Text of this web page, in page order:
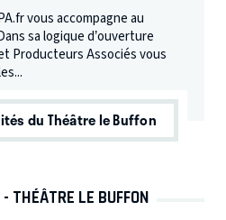
vous accompagne au
sa logique d’ouverture
Producteurs Associés vous
du Théâtre le Buffon
THÉÂTRE LE BUFFON